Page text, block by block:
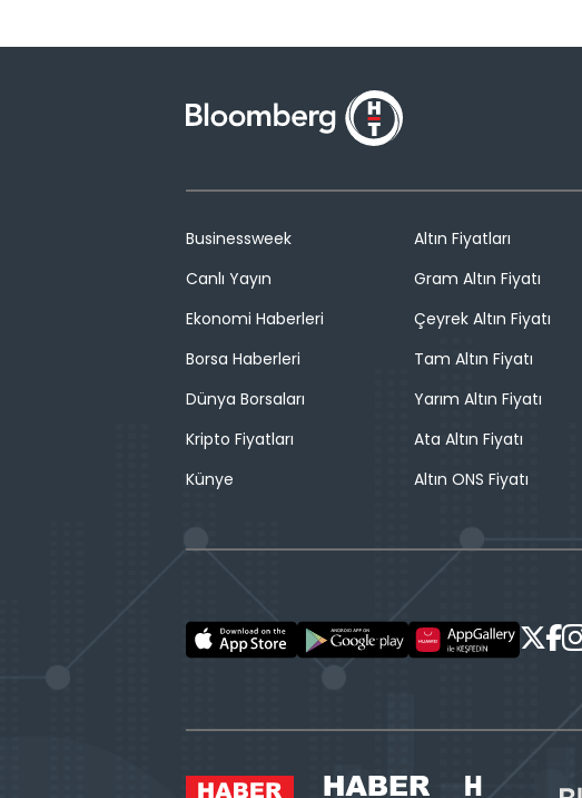
Businessweek
Canlı Yayın
Ekonomi Haberleri
Borsa Haberleri
Dünya Borsaları
Kripto Fiyatları
Künye
Altın Fiyatları
Gram Altın Fiyatı
Çeyrek Altın Fiyatı
Tam Altın Fiyatı
Yarım Altın Fiyatı
Ata Altın Fiyatı
Altın ONS Fiyatı